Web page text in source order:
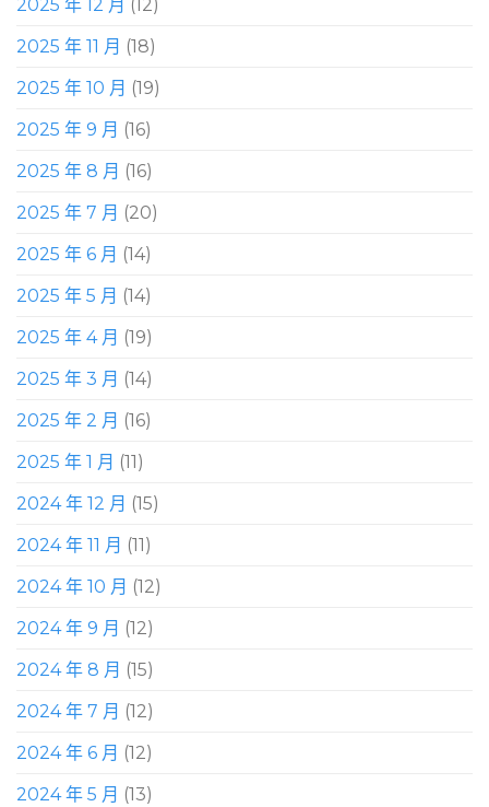
2025 年 12 月 (12)
2025 年 11 月 (18)
2025 年 10 月 (19)
2025 年 9 月 (16)
2025 年 8 月 (16)
2025 年 7 月 (20)
2025 年 6 月 (14)
2025 年 5 月 (14)
2025 年 4 月 (19)
2025 年 3 月 (14)
2025 年 2 月 (16)
2025 年 1 月 (11)
2024 年 12 月 (15)
2024 年 11 月 (11)
2024 年 10 月 (12)
2024 年 9 月 (12)
2024 年 8 月 (15)
2024 年 7 月 (12)
2024 年 6 月 (12)
2024 年 5 月 (13)